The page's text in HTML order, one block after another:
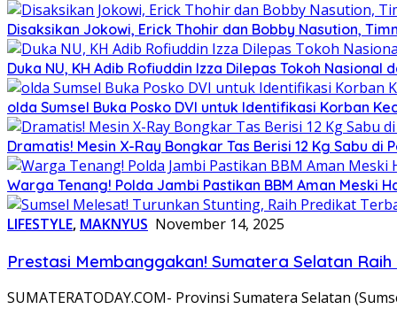
Disaksikan Jokowi, Erick Thohir dan Bobby Nasution,
Duka NU, KH Adib Rofiuddin Izza Dilepas Tokoh Nasional
olda Sumsel Buka Posko DVI untuk Identifikasi Korban
Dramatis! Mesin X-Ray Bongkar Tas Berisi 12 Kg Sabu di
Warga Tenang! Polda Jambi Pastikan BBM Aman Meski
LIFESTYLE, MAKNYUS November 14, 2025
Prestasi Membanggakan! Sumatera Selatan
SUMATERATODAY.COM- Provinsi Sumatera Selatan